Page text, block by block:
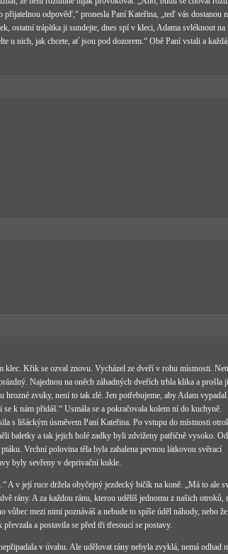
odpověď,“ pronesla Paní Kateřina, „teď vás dostanou
ostatní trápítka ji sundejte, dnes spí v kleci, Adama svléknout na
u nich, jak chcete, ať jsou pod dozorem.“ Obě Paní vstali a každá
klec. Křik se ozval znovu. Vycházel ze dveří v rohu místnosti.
Najednou na oněch záhadných dveřích trhla klika a prošla
zvuky, není to tak zlé. Jen potřebujeme, aby Adam
k nám přidáš.“ Usmála se a pokračovala kolem ní do kuchyně.
s lišáckým úsměvem Paní Kateřina. Po vstupu do místnosti
baletky a tak jejich holé zadky byli zdviženy patřičně vysoko. Od
Vrchní polovina těla byla zahalena pevnou látkovou svěrací
byly sevřeny v deprivační kukle.
A v její ruce držela obyčejný jezdecký bičík na koně. „Má to ale
rány. A za každou ránu, kterou udělíš jednomu z našich otroků,
mezi nimi poznáváš a nebude to spíše úděl náhody, nebo
a postavila se před tři třesoucí se postavy.
v úvahu. Ale udělovat rány nebyla zvyklá, nemá odhad